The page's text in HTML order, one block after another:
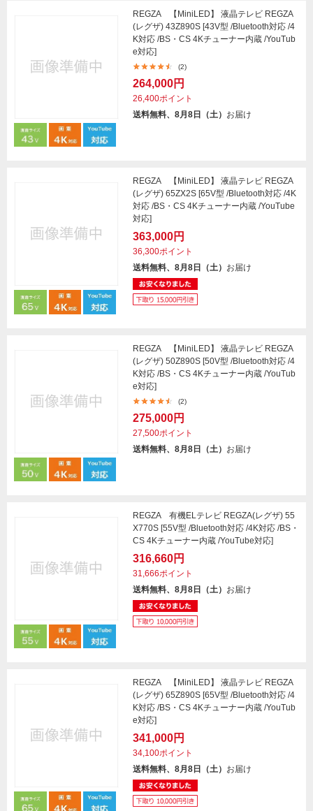
REGZA 【MiniLED】 液晶テレビ REGZA
(レグザ) 43Z890S [43V型 /Bluetooth対応 /4
K対応 /BS・CS 4Kチューナー内蔵 /YouTub
e対応]
(2)
264,000円
26,400ポイント
送料無料、8月8日（土） お届け
REGZA 【MiniLED】 液晶テレビ REGZA
(レグザ) 65ZX2S [65V型 /Bluetooth対応 /4K
対応 /BS・CS 4Kチューナー内蔵 /YouTube
対応]
363,000円
36,300ポイント
送料無料、8月8日（土） お届け
REGZA 【MiniLED】 液晶テレビ REGZA
(レグザ) 50Z890S [50V型 /Bluetooth対応 /4
K対応 /BS・CS 4Kチューナー内蔵 /YouTub
e対応]
(2)
275,000円
27,500ポイント
送料無料、8月8日（土） お届け
REGZA 有機ELテレビ REGZA(レグザ) 55
X770S [55V型 /Bluetooth対応 /4K対応 /BS・
CS 4Kチューナー内蔵 /YouTube対応]
316,660円
31,666ポイント
送料無料、8月8日（土） お届け
REGZA 【MiniLED】 液晶テレビ REGZA
(レグザ) 65Z890S [65V型 /Bluetooth対応 /4
K対応 /BS・CS 4Kチューナー内蔵 /YouTub
e対応]
341,000円
34,100ポイント
送料無料、8月8日（土） お届け